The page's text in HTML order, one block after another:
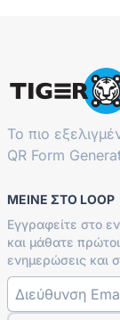
Το πιο
QR Form
ΜΕΊΝΕ ΣΤΟ LOOP
Εγγραφείτε στο
και μάθατε
ενημερώσεις και